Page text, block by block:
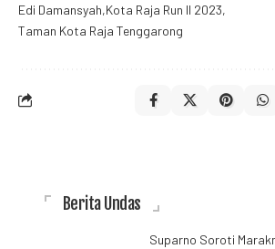
Edi Damansyah Kota Raja Run II 2023
Taman Kota Raja Tenggarong
Berita Undas
Suparno Soroti